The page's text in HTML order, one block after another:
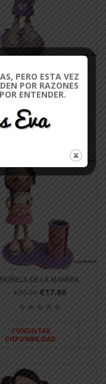
€20.00 €17.00
CONSULTAR
DISPONIBILIDAD
MUÑECA DE LA MANERA
€20.00 €17.00
CONSULTAR
DISPONIBILIDAD
PERO ESTA VEZ
POR RAZONES
ENTENDER.